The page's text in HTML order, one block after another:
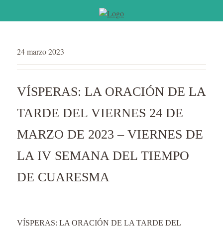
24 marzo 2023
VÍSPERAS: LA ORACIÓN DE LA
TARDE DEL VIERNES 24 DE
MARZO DE 2023 – VIERNES DE
LA IV SEMANA DEL TIEMPO
DE CUARESMA
VÍSPERAS: LA ORACIÓN DE LA TARDE DEL